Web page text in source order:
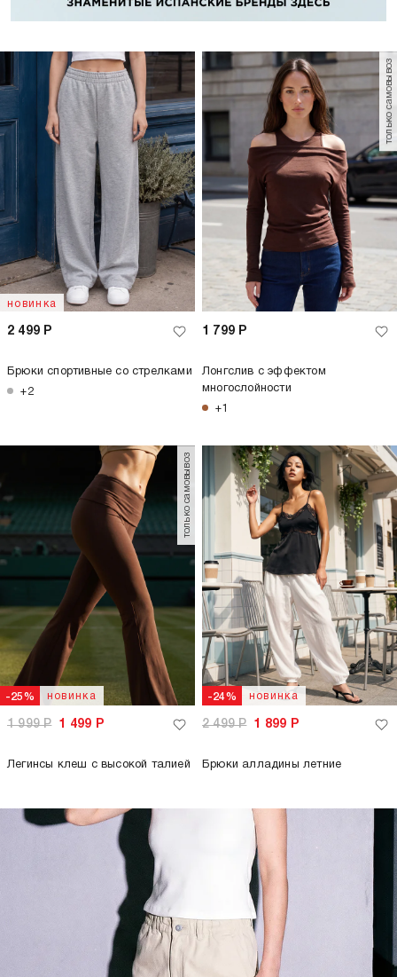
новинка
2 499 Р
Брюки спортивные со стрелками
+2
только самовывоз
1 799 Р
Лонгслив с эффектом
многослойности
+1
-25% новинка
только самовывоз
1 999Р 1 499 Р
Легинсы клеш с высокой талией
-24% новинка
2 499Р 1 899 Р
Брюки алладины летние